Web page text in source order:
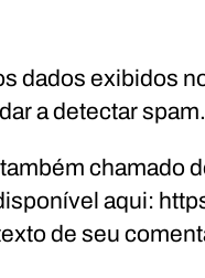
dados exibidos
a detectar spam.
chamado
aqui:
de seu